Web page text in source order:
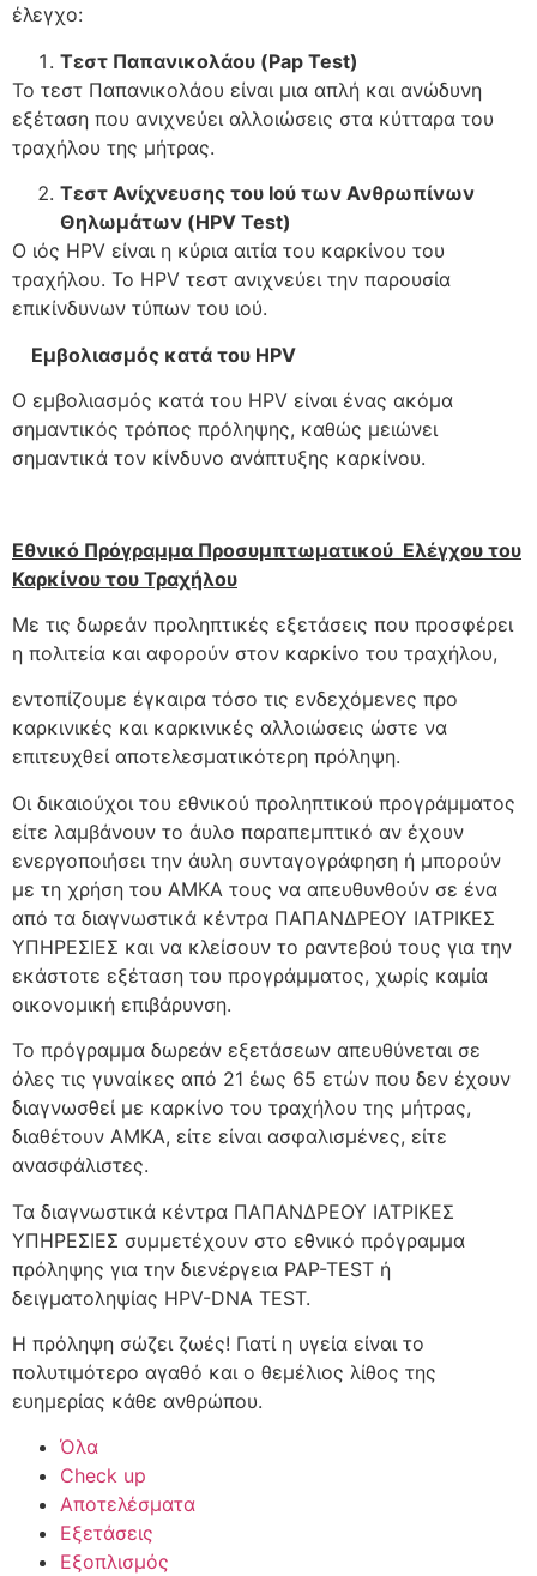
έλεγχο:
Τεστ Παπανικολάου (Pap Test)
Το τεστ Παπανικολάου είναι μια απλή και ανώδυνη
εξέταση που ανιχνεύει αλλοιώσεις στα κύτταρα του
τραχήλου της μήτρας.
Τεστ Ανίχνευσης του Ιού των Ανθρωπίνων
Θηλωμάτων (HPV Test)
Ο ιός HPV είναι η κύρια αιτία του καρκίνου του
τραχήλου. Το HPV τεστ ανιχνεύει την παρουσία
επικίνδυνων τύπων του ιού.
Εμβολιασμός κατά του HPV
Ο εμβολιασμός κατά του HPV είναι ένας ακόμα
σημαντικός τρόπος πρόληψης, καθώς μειώνει
σημαντικά τον κίνδυνο ανάπτυξης καρκίνου.
Εθνικό Πρόγραμμα Προσυμπτωματικού Ελέγχου του
Καρκίνου του Τραχήλου
Με τις δωρεάν προληπτικές εξετάσεις που προσφέρει
η πολιτεία και αφορούν στον καρκίνο του τραχήλου,
εντοπίζουμε έγκαιρα τόσο τις ενδεχόμενες προ
καρκινικές και καρκινικές αλλοιώσεις ώστε να
επιτευχθεί αποτελεσματικότερη πρόληψη.
Οι δικαιούχοι του εθνικού προληπτικού προγράμματος
είτε λαμβάνουν το άυλο παραπεμπτικό αν έχουν
ενεργοποιήσει την άυλη συνταγογράφηση ή μπορούν
με τη χρήση του ΑΜΚΑ τους να απευθυνθούν σε ένα
από τα διαγνωστικά κέντρα ΠΑΠΑΝΔΡΕΟΥ ΙΑΤΡΙΚΕΣ
ΥΠΗΡΕΣΙΕΣ και να κλείσουν το ραντεβού τους για την
εκάστοτε εξέταση του προγράμματος, χωρίς καμία
οικονομική επιβάρυνση.
Το πρόγραμμα δωρεάν εξετάσεων απευθύνεται σε
όλες τις γυναίκες από 21 έως 65 ετών που δεν έχουν
διαγνωσθεί με καρκίνο του τραχήλου της μήτρας,
διαθέτουν ΑΜΚΑ, είτε είναι ασφαλισμένες, είτε
ανασφάλιστες.
Τα διαγνωστικά κέντρα ΠΑΠΑΝΔΡΕΟΥ ΙΑΤΡΙΚΕΣ
ΥΠΗΡΕΣΙΕΣ συμμετέχουν στο εθνικό πρόγραμμα
πρόληψης για την διενέργεια PAP-TEST ή
δειγματοληψίας HPV-DNA TEST.
Η πρόληψη σώζει ζωές! Γιατί η υγεία είναι το
πολυτιμότερο αγαθό και ο θεμέλιος λίθος της
ευημερίας κάθε ανθρώπου.
Όλα
Check up
Αποτελέσματα
Εξετάσεις
Εξοπλισμός